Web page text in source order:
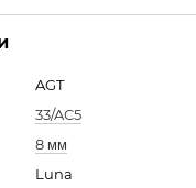
AGT
33/AC5
8 мм
Luna